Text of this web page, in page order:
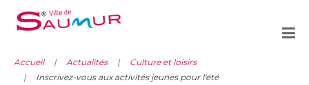
Accueil Actualités
Culture et loisirs
Inscrivez-vous aux activités jeunes pour l'été